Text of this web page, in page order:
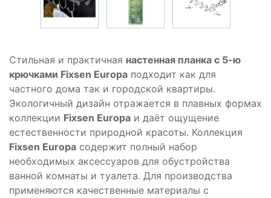
Стильная и практичная настенная планка с 5-ю
крючками Fixsen Europa подходит как для
частного дома так и городской квартиры.
Экологичный дизайн отражается в плавных формах
коллекции Fixsen Europa и даёт ощущение
естественности природной красоты. Коллекция
Fixsen Europa содержит полный набор
необходимых аксессуаров для обустройства
ванной комнаты и туалета. Для производства
применяются качественные материалы с